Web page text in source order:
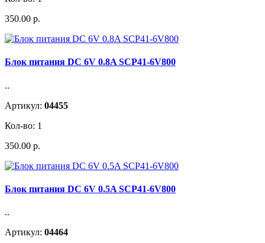
350.00 р.
Блок питания DC 6V 0.8A SCP41-6V800
..
Артикул: 04455
Кол-во: 1
350.00 р.
Блок питания DC 6V 0.5A SCP41-6V800
..
Артикул: 04464